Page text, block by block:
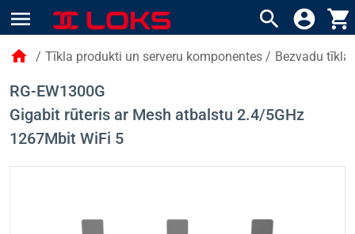
menu search account_circle shopping_cart
home / Tīkla produkti un serveru komponentes / Bezvadu tīkla
RG-EW1300G
Gigabit rūteris ar Mesh atbalstu 2.4/5GHz
1267Mbit WiFi 5